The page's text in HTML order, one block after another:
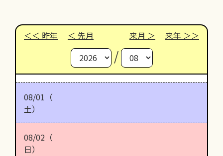
昨年 先月 来月 来年
/
08/01（
土）
08/02（
日）